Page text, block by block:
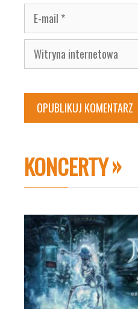
E-
mail
Witryna
internetowa
KONCERTY